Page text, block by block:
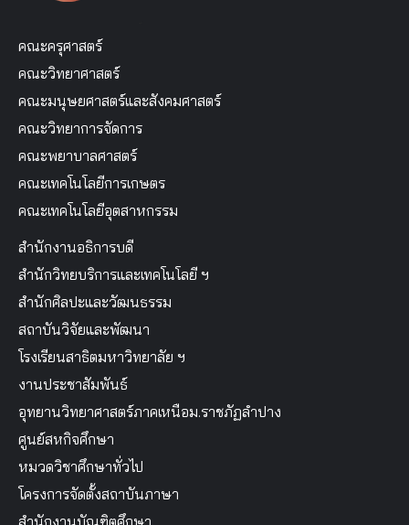
คณะครุศาสตร์
คณะวิทยาศาสตร์
คณะมนุษยศาสตร์และสังคมศาสตร์
คณะวิทยาการจัดการ
คณะพยาบาลศาสตร์
คณะเทคโนโลยีการเกษตร
คณะเทคโนโลยีอุตสาหกรรม
สำนักงานอธิการบดี
สำนักวิทยบริการและเทคโนโลยี ฯ
สำนักศิลปะและวัฒนธรรม
สถาบันวิจัยและพัฒนา
โรงเรียนสาธิตมหาวิทยาลัย ฯ
งานประชาสัมพันธ์
อุทยานวิทยาศาสตร์ภาคเหนือม.ราชภัฏลำปาง
ศูนย์สหกิจศึกษา
หมวดวิชาศึกษาทั่วไป
โครงการจัดตั้งสถาบันภาษา